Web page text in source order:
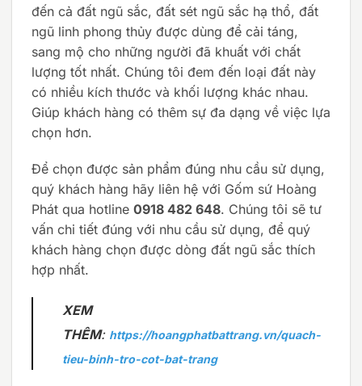
đến cả đất ngũ sắc, đất sét ngũ sắc hạ thổ, đất
ngũ linh phong thủy được dùng để cải táng,
sang mộ cho những người đã khuất với chất
lượng tốt nhất. Chúng tôi đem đến loại đất này
có nhiều kích thước và khối lượng khác nhau.
Giúp khách hàng có thêm sự đa dạng về việc lựa
chọn hơn.
Để chọn được sản phẩm đúng nhu cầu sử dụng,
quý khách hàng hãy liên hệ với Gốm sứ Hoàng
Phát qua hotline 0918 482 648. Chúng tôi sẽ tư
vấn chi tiết đúng với nhu cầu sử dụng, để quý
khách hàng chọn được dòng đất ngũ sắc thích
hợp nhất.
XEM
THÊM: https://hoangphatbattrang.vn/quach-
tieu-binh-tro-cot-bat-trang